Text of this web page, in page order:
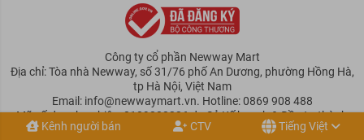
Kênh người bán CTV Tiếng Việt
Công ty cổ phần Newway Mart
Địa chỉ: Tòa nhà Newway, số 31/76 phố An Dương, phường Hồng Hà,
tp Hà Nội, Việt Nam
Email: info@newwaymart.vn. Hotline: 0869 908 488
Mã số doanh nghiệp: 0109808236 do Sở Kế hoạch & Đầu tư thành
phố Hà Nội cấp.